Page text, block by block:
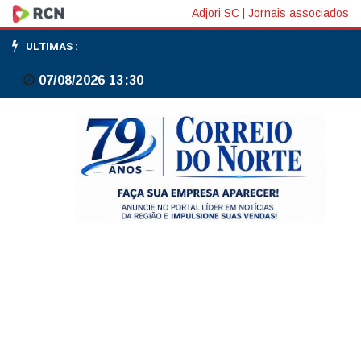
CNJ
lança
programa
ampliar
acesso
Adjori SC Jornais associados
ULTIMAS :
07/08/2026 13:30